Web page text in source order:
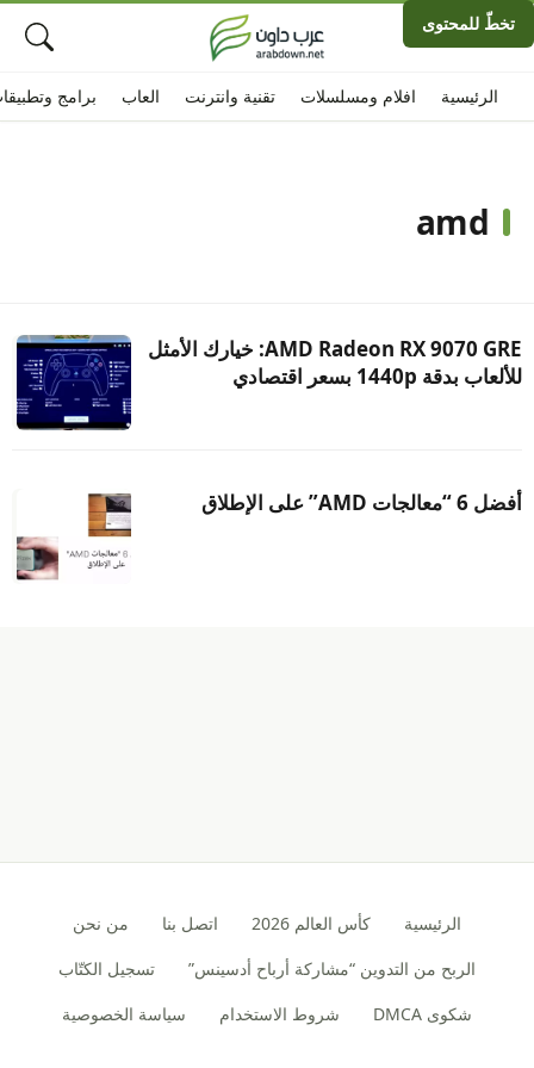
تخطّ للمحتوى
الرئيسية افلام ومسلسلات تقنية وانترنت العاب برامج
amd
AMD Radeon RX 9070 GRE: خيارك الأمثل
للألعاب بدقة 1440p بسعر اقتصادي
أفضل 6 “معالجات AMD” على الإطلاق
الرئيسية كأس العالم 2026 اتصل بنا
من نحن
الربح من التدوين “مشاركة أرباح أدسينس”
تسجيل الكتّاب
شكوى DMCA
شروط الاستخدام سياسة الخصوصية